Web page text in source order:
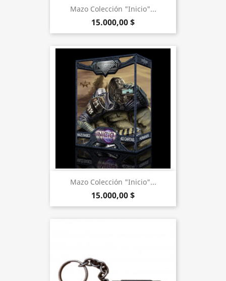
Mazo Colección "Inicio"...
15.000,00 $
Mazo Colección "Inicio"...
15.000,00 $